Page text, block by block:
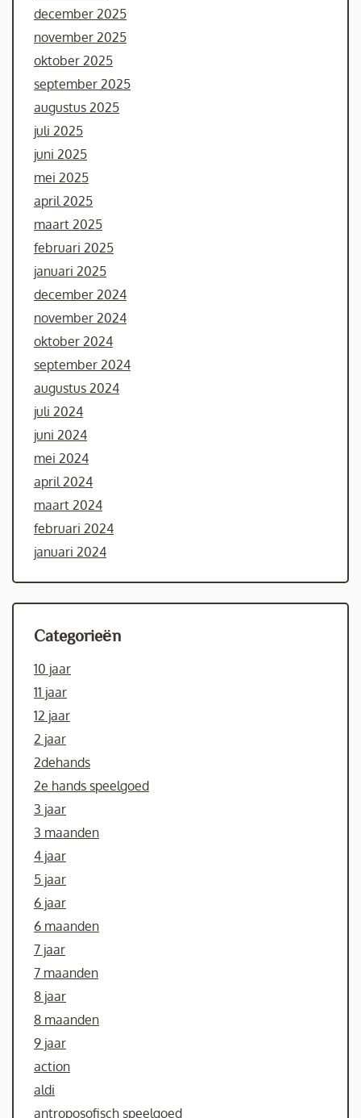
december 2025
november 2025
oktober 2025
september 2025
augustus 2025
juli 2025
juni 2025
mei 2025
april 2025
maart 2025
februari 2025
januari 2025
december 2024
november 2024
oktober 2024
september 2024
augustus 2024
juli 2024
juni 2024
mei 2024
april 2024
maart 2024
februari 2024
januari 2024
Categorieën
10 jaar
11 jaar
12 jaar
2 jaar
2dehands
2e hands speelgoed
3 jaar
3 maanden
4 jaar
5 jaar
6 jaar
6 maanden
7 jaar
7 maanden
8 jaar
8 maanden
9 jaar
action
aldi
antroposofisch speelgoed